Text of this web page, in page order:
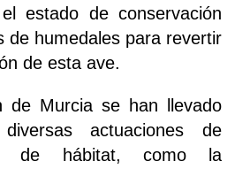
estado de conservación
de humedales para revertir
de esta ave.
Murcia se han llevado
actuaciones de
de hábitat, como la